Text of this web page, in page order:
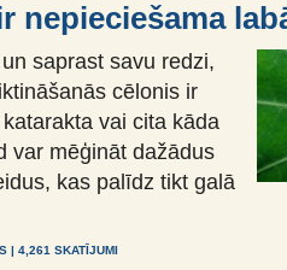
nepieciešama
saprast savu redzi,
cēlonis ir
vai cita kāda
var mēģināt dažādus
kas palīdz tikt galā
| 4,261 SKATĪJUMI